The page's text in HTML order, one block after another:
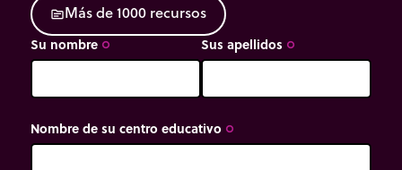
sourceMásde1000 recursos
Su nombre trip_origin Sus apellidos trip_origin
Nombre de su centro educativo trip_origin